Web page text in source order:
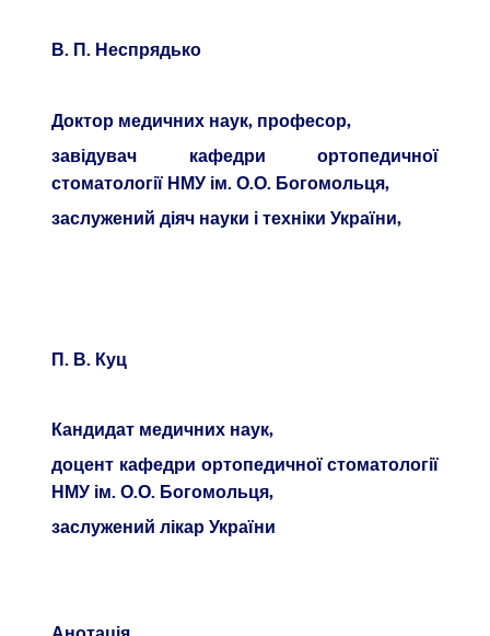
В. П. Неспрядько
Доктор медичних наук, професор,
завідувач кафедри ортопедичної
стоматології НМУ ім. О.О. Богомольця,
заслужений діяч науки і техніки України,
П. В. Куц
Кандидат медичних наук,
доцент кафедри ортопедичної стоматології
НМУ ім. О.О. Богомольця,
заслужений лікар України